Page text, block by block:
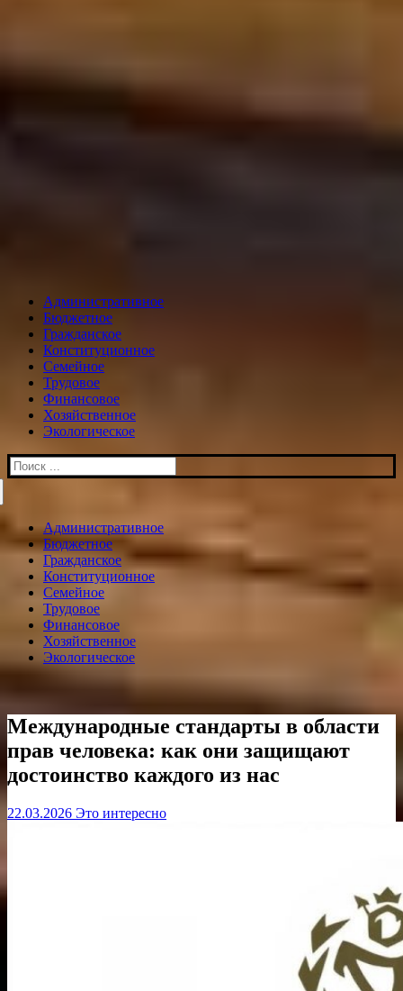
Административное
Бюджетное
Гражданское
Конституционное
Семейное
Трудовое
Финансовое
Хозяйственное
Экологическое
Искать:
Административное
Бюджетное
Гражданское
Конституционное
Семейное
Трудовое
Финансовое
Хозяйственное
Экологическое
Международные стандарты в области
прав человека: как они защищают
достоинство каждого из нас
22.03.2026 Это интересно